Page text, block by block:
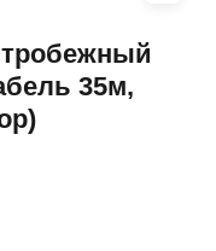
35м,